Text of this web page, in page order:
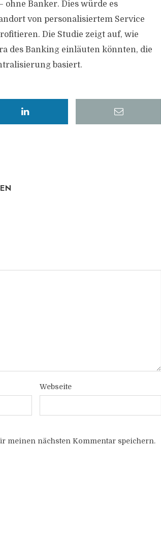
ohne Banker. Dies würde es
von personalisiertem Service
Die Studie zeigt auf, wie
des Banking einläuten könnten, die
basiert.
Webseite
meinen nächsten Kommentar speichern.